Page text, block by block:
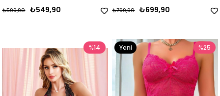
₺549,90
₺599,90 ₺699,90
₺799,90
%14 %25
Yeni
Ürün